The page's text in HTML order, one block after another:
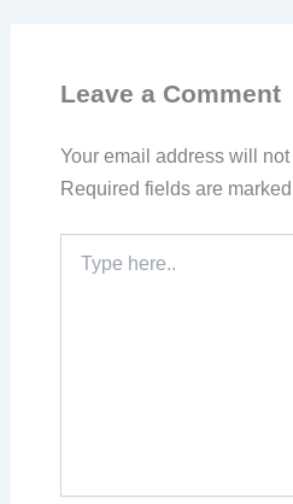
Leave a Comment
Your email address will
Required fields are marked
here..